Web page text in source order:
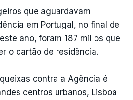
que aguardavam
em Portugal, no final de
ano, foram 187 mil os que
o cartão de residência.
contra a Agência é
centros urbanos, Lisboa